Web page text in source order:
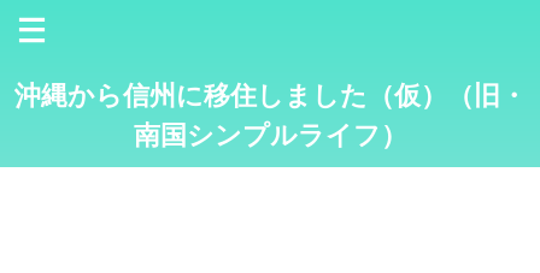
沖縄から信州に移住しました（仮）（旧・
南国シンプルライフ）